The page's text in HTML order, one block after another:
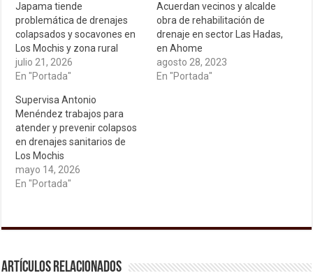
Japama tiende
problemática de drenajes
colapsados y socavones en
Los Mochis y zona rural
julio 21, 2026
En "Portada"
Acuerdan vecinos y alcalde
obra de rehabilitación de
drenaje en sector Las Hadas,
en Ahome
agosto 28, 2023
En "Portada"
Supervisa Antonio
Menéndez trabajos para
atender y prevenir colapsos
en drenajes sanitarios de
Los Mochis
mayo 14, 2026
En "Portada"
Artículos relacionados